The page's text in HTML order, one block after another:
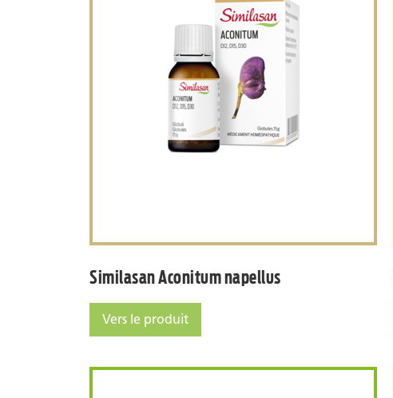
Similasan Aconitum
Similasan Aconitum napellus
Similasan Aconitum napellus
Vers le produit